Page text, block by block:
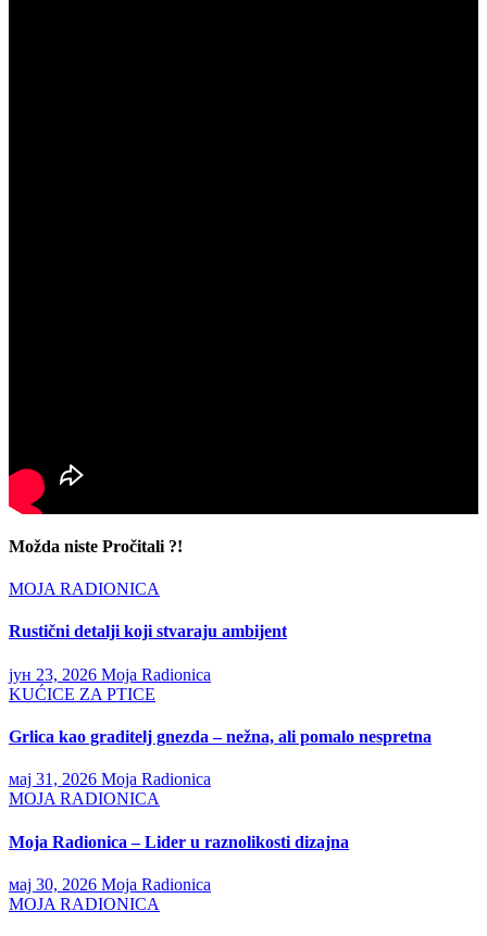
Možda niste Pročitali ?!
MOJA RADIONICA
Rustični detalji koji stvaraju ambijent
јун 23, 2026 Moja Radionica
KUĆICE ZA PTICE
Grlica kao graditelj gnezda – nežna, ali pomalo nespretna
мај 31, 2026 Moja Radionica
MOJA RADIONICA
Moja Radionica – Lider u raznolikosti dizajna
мај 30, 2026 Moja Radionica
MOJA RADIONICA